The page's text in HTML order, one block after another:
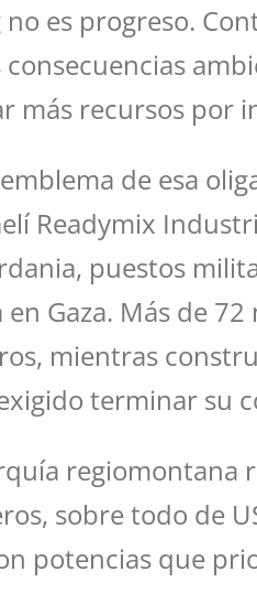
es progreso.
consecuencias
más recursos por
emblema de esa
Readymix
puestos
Gaza. Más de
mientras
terminar su
regiomontana
sobre todo de
potencias que